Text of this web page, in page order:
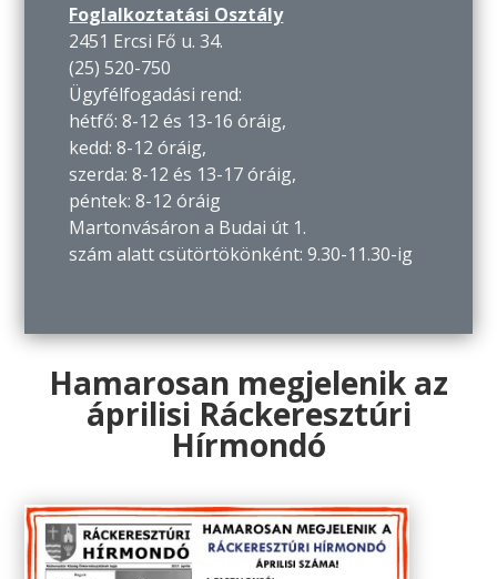
Foglalkoztatási Osztály
2451 Ercsi Fő u. 34.
(25) 520-750
Ügyfélfogadási rend:
hétfő: 8-12 és 13-16 óráig,
kedd: 8-12 óráig,
szerda: 8-12 és 13-17 óráig,
péntek: 8-12 óráig
Martonvásáron a Budai út 1.
szám alatt csütörtökönként: 9.30-11.30-ig
Hamarosan megjelenik az
áprilisi Ráckeresztúri
Hírmondó